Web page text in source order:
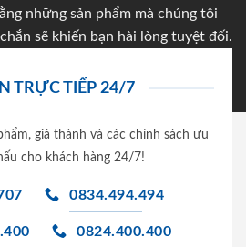
những sản phẩm mà chúng tôi
sẽ khiến bạn hài lòng tuyệt đối.
TRỰC TIẾP 24/7
giá thành và các chính sách ưu
cho khách hàng 24/7!
0834.494.494
0824.400.400